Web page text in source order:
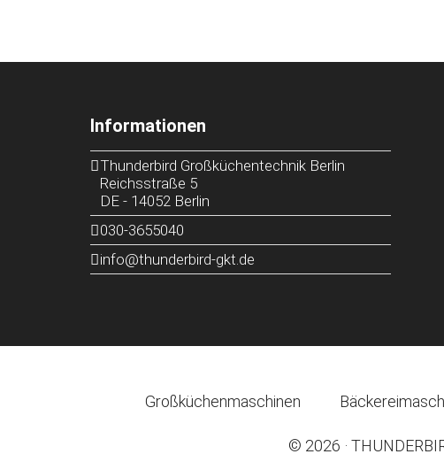
Informationen
Thunderbird Großküchentechnik Berlin
Reichsstraße 5
DE - 14052 Berlin
030-3655040
info@thunderbird-gkt.de
Großküchenmaschinen
© 2026 ·